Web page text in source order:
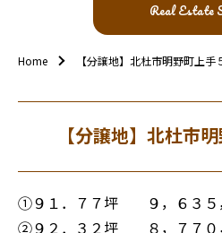
Real Estate
Home 【分譲地】北杜市明野町上手
【分譲地】北杜市
①９１．７７坪 ９，６３５
②９２．３２坪 ８，７７０